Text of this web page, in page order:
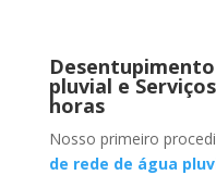
pluvial e
horas
Nosso primeiro
de rede de água